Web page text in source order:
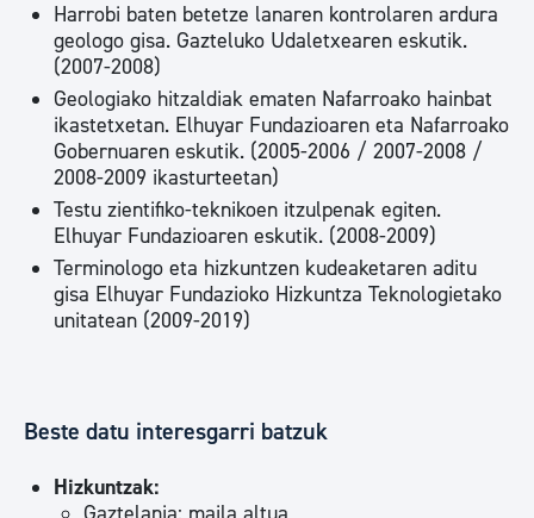
Harrobi baten betetze lanaren kontrolaren ardura
geologo gisa. Gazteluko Udaletxearen eskutik.
(2007-2008)
Geologiako hitzaldiak ematen Nafarroako hainbat
ikastetxetan. Elhuyar Fundazioaren eta Nafarroako
Gobernuaren eskutik. (2005-2006 / 2007-2008 /
2008-2009 ikasturteetan)
Testu zientifiko-teknikoen itzulpenak egiten.
Elhuyar Fundazioaren eskutik. (2008-2009)
Terminologo eta hizkuntzen kudeaketaren aditu
gisa Elhuyar Fundazioko Hizkuntza Teknologietako
unitatean (2009-2019)
Beste datu interesgarri batzuk
Hizkuntzak: